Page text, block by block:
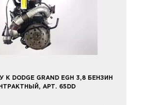
DODGE GRAND EGH 3,8 БЕНЗИН
АРТ. 65DD